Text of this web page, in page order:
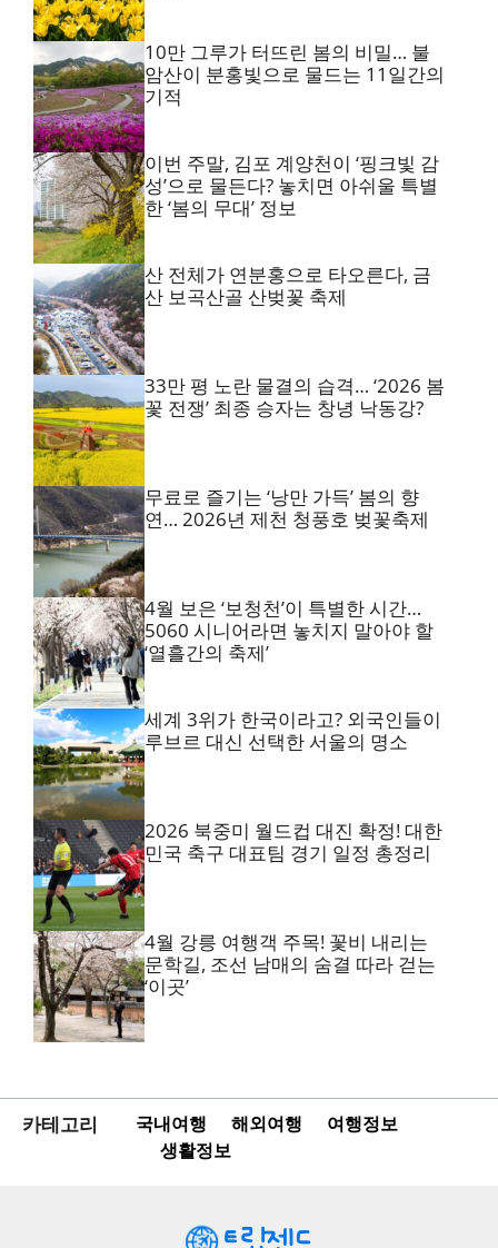
10만 그루가 터뜨린 봄의 비밀… 불
암산이 분홍빛으로 물드는 11일간의
기적
이번 주말, 김포 계양천이 ‘핑크빛 감
성’으로 물든다? 놓치면 아쉬울 특별
한 ‘봄의 무대’ 정보
산 전체가 연분홍으로 타오른다, 금
산 보곡산골 산벚꽃 축제
33만 평 노란 물결의 습격… ‘2026 봄
꽃 전쟁’ 최종 승자는 창녕 낙동강?
무료로 즐기는 ‘낭만 가득’ 봄의 향
연… 2026년 제천 청풍호 벚꽃축제
4월 보은 ‘보청천’이 특별한 시간…
5060 시니어라면 놓치지 말아야 할
‘열흘간의 축제’
세계 3위가 한국이라고? 외국인들이
루브르 대신 선택한 서울의 명소
2026 북중미 월드컵 대진 확정! 대한
민국 축구 대표팀 경기 일정 총정리
4월 강릉 여행객 주목! 꽃비 내리는
문학길, 조선 남매의 숨결 따라 걷는
‘이곳’
카테고리 국내여행 해외여행
여행정보
생활정보